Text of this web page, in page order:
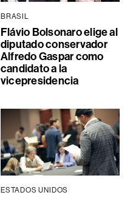
BRASIL
Flávio Bolsonaro elige al
diputado conservador
Alfredo Gaspar como
candidato a la
vicepresidencia
ESTADOS UNIDOS